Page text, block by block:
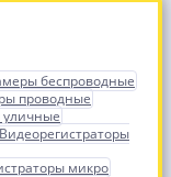
беспроводные
проводные
Видеорегистраторы
микро